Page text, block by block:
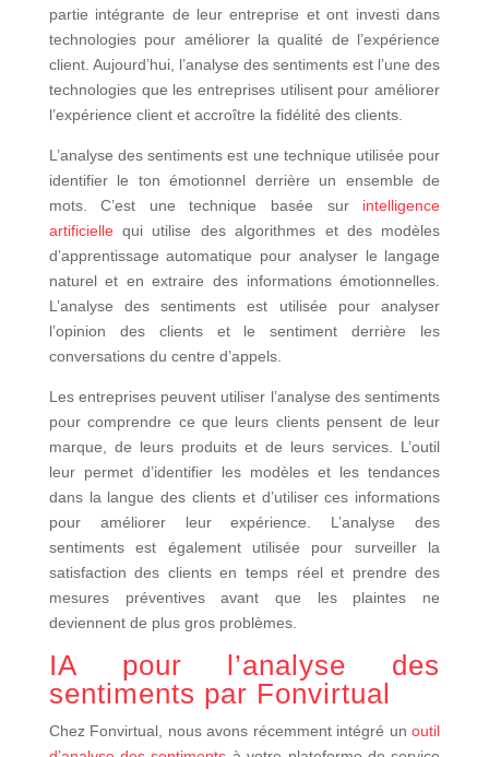
partie intégrante de leur entreprise et ont investi dans
technologies pour améliorer la qualité de l’expérience
client. Aujourd’hui, l’analyse des sentiments est l’une des
technologies que les entreprises utilisent pour améliorer
l’expérience client et accroître la fidélité des clients.
L’analyse des sentiments est une technique utilisée pour
identifier le ton émotionnel derrière un ensemble de
mots. C’est une technique basée sur intelligence
artificiellequi utilise des algorithmes et des modèles
d’apprentissage automatique pour analyser le langage
naturel et en extraire des informations émotionnelles.
L’analyse des sentiments est utilisée pour analyser
l’opinion des clients et le sentiment derrière les
conversations du centre d’appels.
Les entreprises peuvent utiliser l’analyse des sentiments
pour comprendre ce que leurs clients pensent de leur
marque, de leurs produits et de leurs services. L’outil
leur permet d’identifier les modèles et les tendances
dans la langue des clients et d’utiliser ces informations
pour améliorer leur expérience. L’analyse des
sentiments est également utilisée pour surveiller la
satisfaction des clients en temps réel et prendre des
mesures préventives avant que les plaintes ne
deviennent de plus gros problèmes.
IA pour l’analyse des
sentiments par Fonvirtual
Chez Fonvirtual, nous avons récemment intégré unoutil